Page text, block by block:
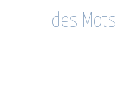
des Mots